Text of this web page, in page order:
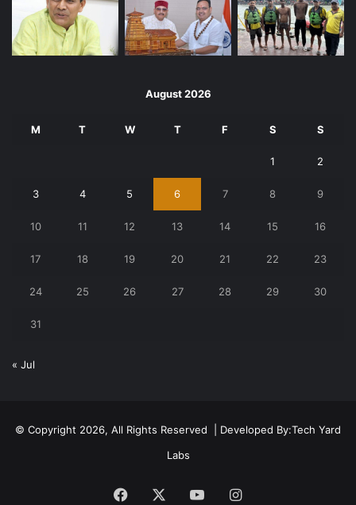
August 2026
M T W T F S S
1 2
3 4 5 6 7 8 9
10 11 12 13 14 15 16
17 18 19 20 21 22 23
24 25 26 27 28 29 30
31
« Jul
© Copyright 2026, All Rights Reserved | Developed By:Tech Yard
Labs
Facebook YouTubeInstagram